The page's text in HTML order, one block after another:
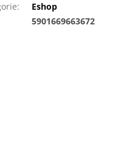
:
Eshop
5901669663672